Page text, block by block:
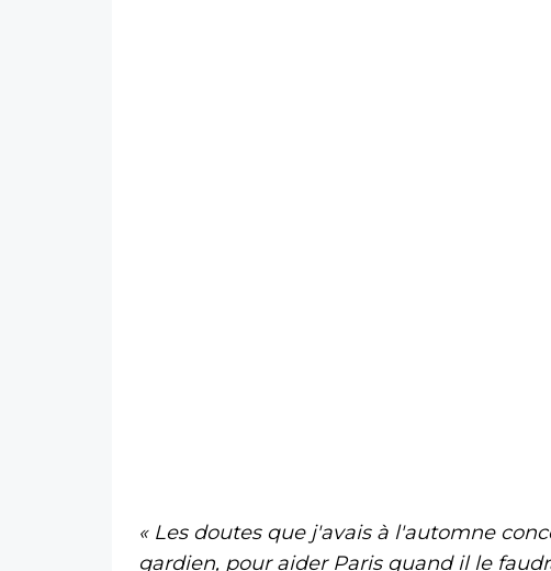
« Les doutes que j'avais à l'automne
gardien, pour aider Paris quand il le